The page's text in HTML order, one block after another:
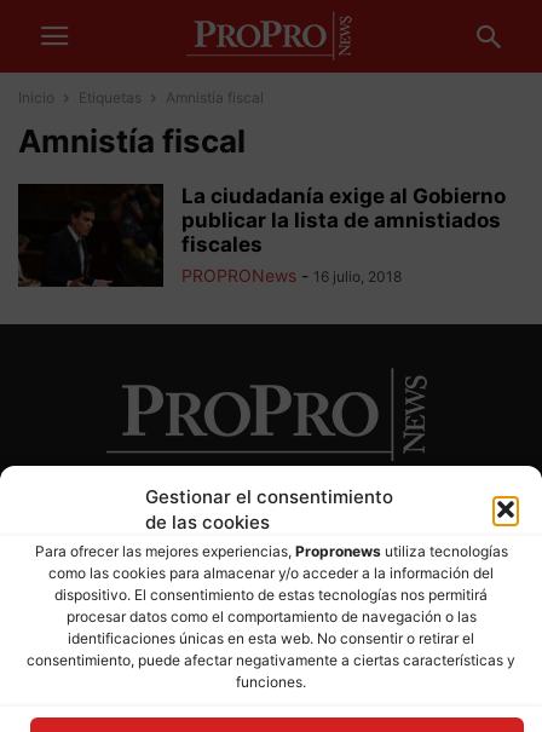
Gestionar el consentimiento
de las cookies
Para ofrecer las mejores experiencias, Propronewsutiliza tecnologías
como las cookies para almacenar y/o acceder a la información del
dispositivo. El consentimiento de estas tecnologías nos permitirá
procesar datos como el comportamiento de navegación o las
identificaciones únicas en esta web. No consentir o retirar el
consentimiento, puede afectar negativamente a ciertas características y
funciones.
Inicio Etiquetas Amnistía fiscal
Amnistía fiscal
La ciudadanía exige al Gobierno
publicar la lista de amnistiados
fiscales
PROPRONews - 16 julio, 2018
SOBRE NOSOTROS
Director: José Mª Pagador- Subdirectora: Rosa Puch
José María Pagador Otero - Wikipedia
Para preservar nuestra independencia,
admite publicidad ni subvenciones o ayudas públicas o